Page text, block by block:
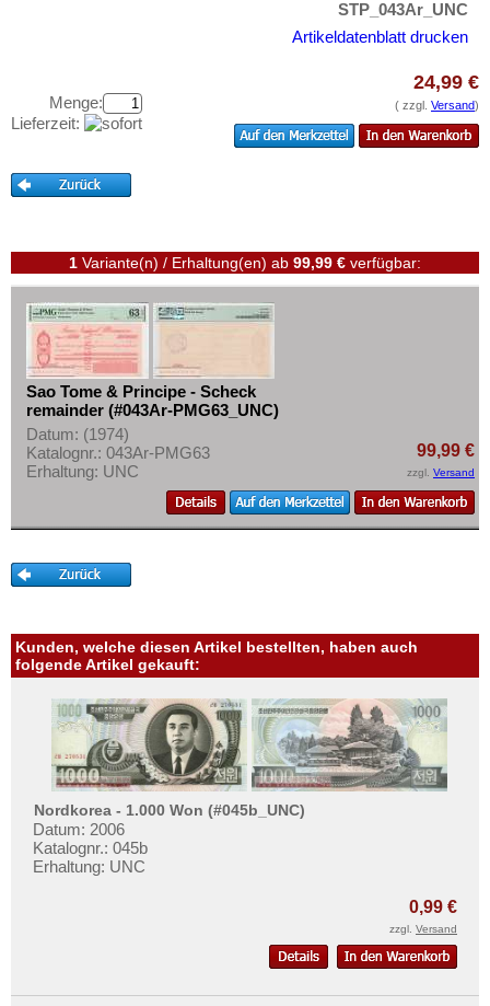
Tansania
Togo
Tunesien
Westafrikanische Staaten
Zaire
Zentralafrikanische Republik
Zentralafrikanische Staaten
Zimbabwe
Aufbewahrung
Ihre Bewertungen
Informationen
Preislisten
Ankauf
Erhaltungsgrade
Gratisbanknoten
FAQ
Privatsphäre und Datenschutz
Liefer- und Versandkosten
AGB
Impressum
STP_043Ar_UNC
Artikeldatenblatt drucken
Menge:
Lieferzeit:
24,99 €
( zzgl. Versand)
1 Variante(n) / Erhaltung(en) ab 99,99 € verfügbar:
Sao Tome & Principe - Scheck
remainder (#043Ar-PMG63_UNC)
Datum: (1974)
Katalognr.: 043Ar-PMG63
Erhaltung: UNC
99,99 €
zzgl. Versand
Kunden, welche diesen Artikel bestellten, haben auch
folgende Artikel gekauft:
Nordkorea - 1.000 Won (#045b_UNC)
Datum: 2006
Katalognr.: 045b
Erhaltung: UNC
0,99 €
zzgl. Versand